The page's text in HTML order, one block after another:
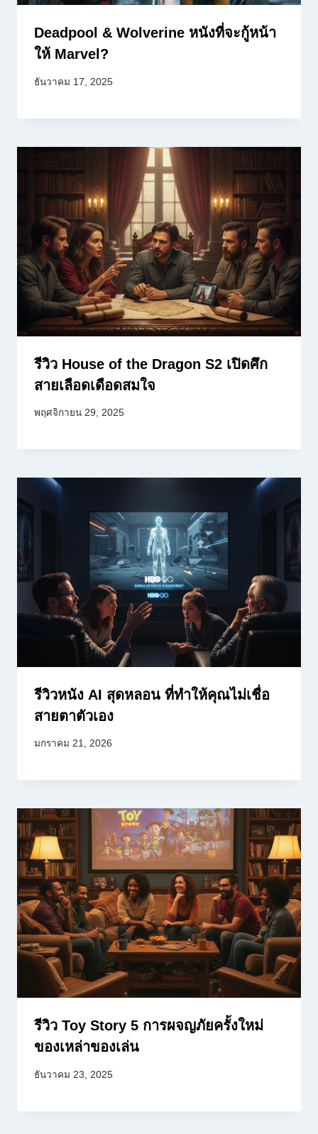
Deadpool & Wolverine หนังที่จะกู้หน้า
ให้ Marvel?
ธันวาคม 17, 2025
รีวิว House of the Dragon S2 เปิดศึก
สายเลือดเดือดสมใจ
พฤศจิกายน 29, 2025
รีวิวหนัง AI สุดหลอน ที่ทำให้คุณไม่เชื่อ
สายตาตัวเอง
มกราคม 21, 2026
รีวิว Toy Story 5 การผจญภัยครั้งใหม่
ของเหล่าของเล่น
ธันวาคม 23, 2025